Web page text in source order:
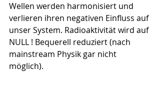
Wellen werden harmonisiert und
verlieren ihren negativen Einfluss auf
unser System. Radioaktivität wird auf
NULL ! Bequerell reduziert (nach
mainstream Physik gar nicht
möglich).